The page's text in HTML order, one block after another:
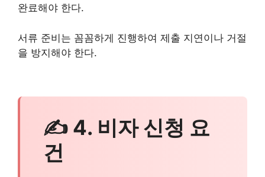
완료해야 한다.
서류 준비는 꼼꼼하게 진행하여 제출 지연이나 거절
을 방지해야 한다.
✍ 4. 비자 신청 요
건